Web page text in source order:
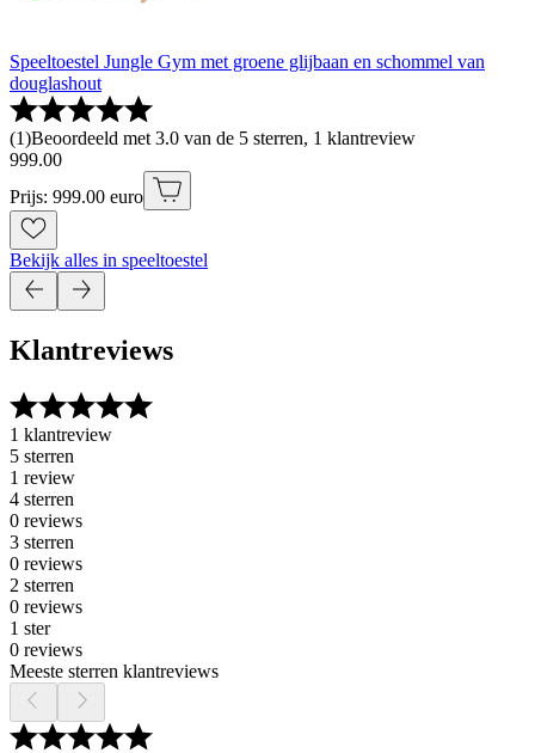
Speeltoestel Jungle Gym met groene glijbaan en schommel van
douglashout
(1)Beoordeeld met 3.0 van de 5 sterren, 1 klantreview
999.00
Prijs: 999.00 euro
Bekijk alles in speeltoestel
Klantreviews
1 klantreview
5 sterren
1 review
4 sterren
0 reviews
3 sterren
0 reviews
2 sterren
0 reviews
1 ster
0 reviews
Meeste sterren klantreviews